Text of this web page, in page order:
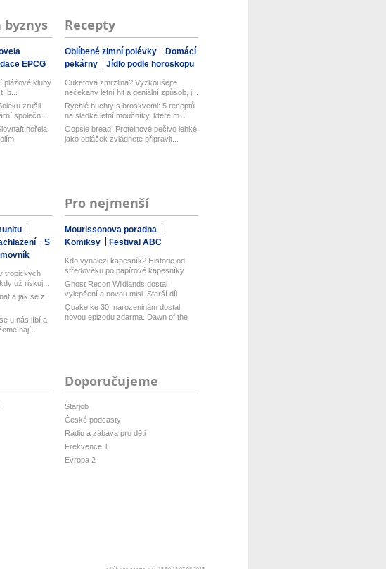
byznys
EPCG
plážové kluby
b...
zrušil
společn...
hořela
Recepty
Oblíbené zimní polévky
Domácí
pekárny
Jídlo podle horoskopu
Cuketová zmrzlina? Vyzkoušejte
nečekaný letní hit a geniální způsob, j...
Rychlé buchty s broskvemi: 5 receptů
na sladké letní moučníky, které m...
Oopsie bread: Proteinové pečivo lehké
jako obláček zvládnete připravit...
S
tropických
už riskuj...
a jak se z
u nás líbí a
nají...
Pro nejmenší
Mourissonova poradna
Komiksy
Festival ABC
Kdo vynalezl kapesník? Historie od
středověku po papírové kapesníky
Ghost Recon Wildlands dostal
vylepšení a novou misi. Starší díl
Ubisof...
Quake ke 30. narozeninám dostal
novou epizodu zdarma. Dawn of the
Doporučujeme
Starjob
České podcasty
Rádio a zábava pro děti
Frekvence 1
Evropa 2